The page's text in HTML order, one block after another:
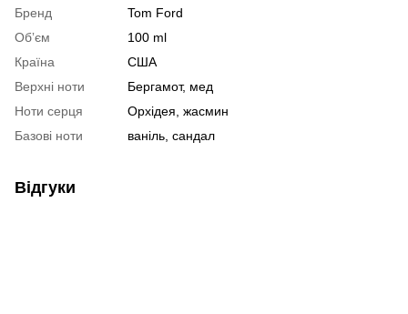
Бренд
Tom Ford
Обʼєм
100 ml
Країна
США
Верхні ноти
Бергамот, мед
Ноти серця
Орхідея, жасмин
Базові ноти
ваніль, сандал
Відгуки